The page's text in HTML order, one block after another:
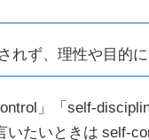
れず、理性や目的
」「self-
いたいときは self-